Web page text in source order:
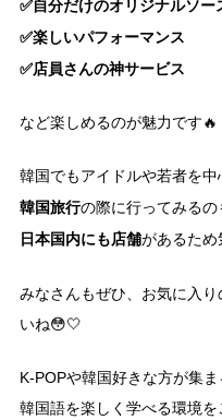
✅自分だけのオリジナルソー
✅楽しいパフォーマンス
✅店員さんの神サービス
など楽しめるのが魅力です🔥
韓国でもアイドルや若者を中
韓国旅行の際に行ってみるの
日本国内にも店舗があるため
みなさんもぜひ、お気に入り
いね😳🤍
K-POPや韓国好きな方が集ま
韓国語を楽しく学べる環境を